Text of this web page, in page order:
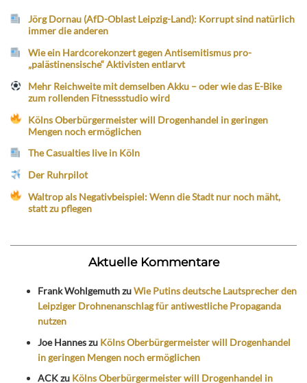
Jörg Dornau (AfD-Oblast Leipzig-Land): Korrupt sind natürlich
immer die anderen
Wie ein Hardcorekonzert gegen Antisemitismus pro-
„palästinensische“ Aktivisten entlarvt
Mehr Reichweite mit demselben Akku – oder wie das E-Bike
zum rollenden Fitnessstudio wird
Kölns Oberbürgermeister will Drogenhandel in geringen
Mengen noch ermöglichen
The Casualties live in Köln
Der Ruhrpilot
Waltrop als Negativbeispiel: Wenn die Stadt nur noch mäht,
statt zu pflegen
Aktuelle Kommentare
Frank WohlgemuthzuWie Putins deutsche Lautsprecher den
Leipziger Drohnenanschlag für antiwestliche Propaganda
nutzen
Joe Hanneszu Kölns Oberbürgermeister will Drogenhandel
in geringen Mengen noch ermöglichen
ACKzu Kölns Oberbürgermeister will Drogenhandel in